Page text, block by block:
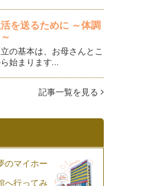
を送るために ～体調
の基本は、お母さんとこ
始まります…
記事一覧を見る
のマイホー
へ行ってみ